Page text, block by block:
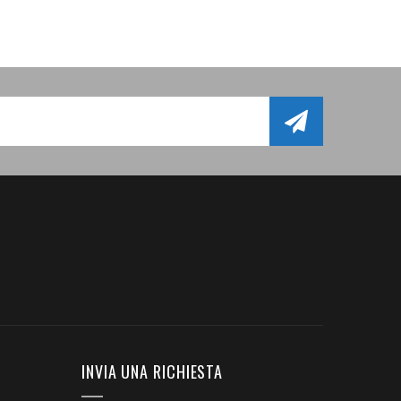
INVIA UNA RICHIESTA